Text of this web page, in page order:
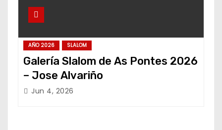
AÑO 2026 SLALOM
Galería Slalom de As Pontes 2026
– Jose Alvariño
Jun 4, 2026